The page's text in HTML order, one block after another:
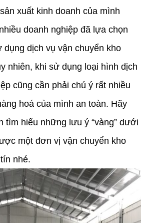
xuất kinh doanh của mình
doanh nghiệp đã lựa chọn
dịch vụ vận chuyển kho
nhiên, khi sử dụng loại hình dịch
cũng cần phải chú ý rất nhiều
hoá của mình an toàn. Hãy
tìm hiểu những lưu ý “vàng” dưới
một đơn vị vận chuyển kho
nhé.